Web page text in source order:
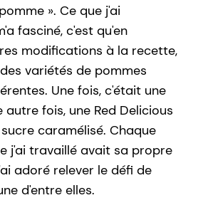
». Ce que j'ai
fasciné, c'est qu'en
modifications à la recette,
variétés de pommes
Une fois, c'était une
autre fois, une Red Delicious
caramélisé. Chaque
j'ai travaillé avait sa propre
adoré relever le défi de
d'entre elles.